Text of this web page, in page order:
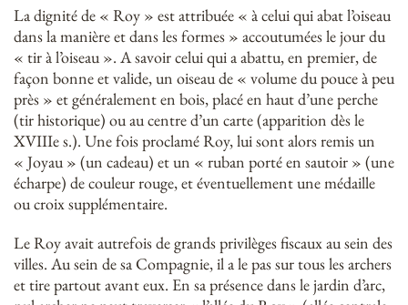
La dignité de « Roy » est attribuée « à celui qui abat l’oiseau
dans la manière et dans les formes » accoutumées le jour du
« tir à l’oiseau ». A savoir celui qui a abattu, en premier, de
façon bonne et valide, un oiseau de « volume du pouce à peu
près » et généralement en bois, placé en haut d’une perche
(tir historique) ou au centre d’un carte (apparition dès le
XVIIIe s.). Une fois proclamé Roy, lui sont alors remis un
« Joyau » (un cadeau) et un « ruban porté en sautoir » (une
écharpe) de couleur rouge, et éventuellement une médaille
ou croix supplémentaire.
Le Roy avait autrefois de grands privilèges fiscaux au sein des
villes. Au sein de sa Compagnie, il a le pas sur tous les archers
et tire partout avant eux. En sa présence dans le jardin d’arc,